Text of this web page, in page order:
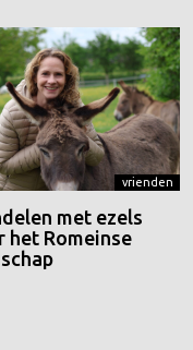
vrienden
met ezels
het Romeinse